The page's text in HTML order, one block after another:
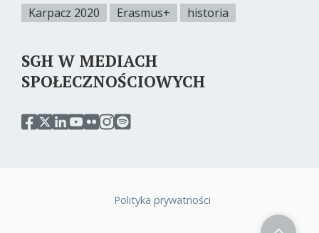
Karpacz 2020
Erasmus+ historia
SGH W MEDIACH
SPOŁECZNOŚCIOWYCH
przejdź
przejdź
przejdź
przejdź
przejdź
przejdźprzejdź
Stopka
Polityka prywatności